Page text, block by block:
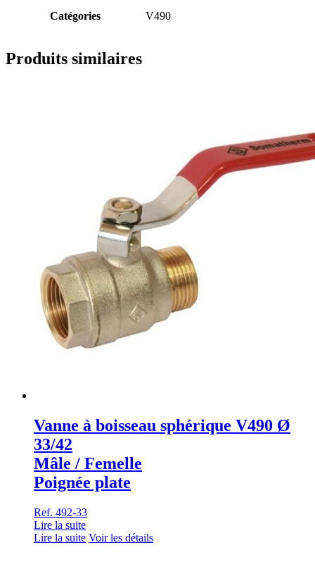
Catégories V490
Produits similaires
Vanne à boisseau sphérique V490 Ø
33/42
Mâle / Femelle
Poignée plate
Ref. 492-33
Lire la suite
Lire la suite Voir les détails